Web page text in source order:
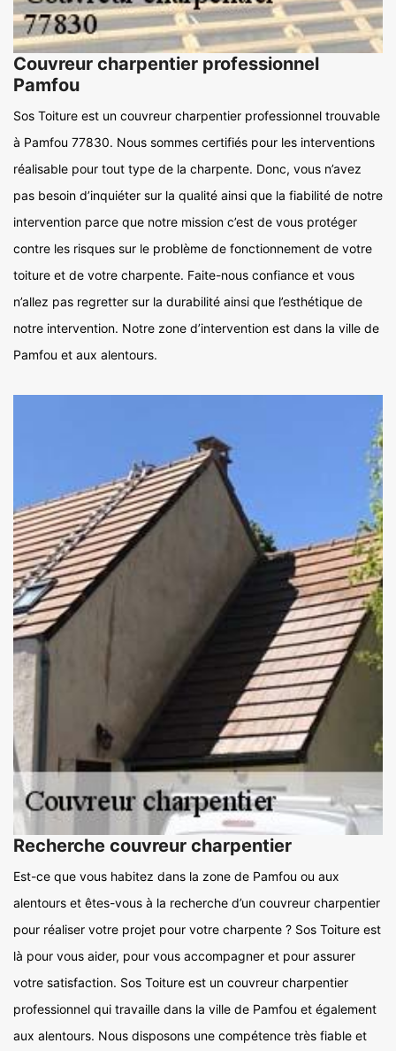
Couvreur charpentier professionnel
Pamfou
Sos Toiture est un couvreur charpentier professionnel trouvable
à Pamfou 77830. Nous sommes certifiés pour les interventions
réalisable pour tout type de la charpente. Donc, vous n’avez
pas besoin d’inquiéter sur la qualité ainsi que la fiabilité de notre
intervention parce que notre mission c’est de vous protéger
contre les risques sur le problème de fonctionnement de votre
toiture et de votre charpente. Faite-nous confiance et vous
n’allez pas regretter sur la durabilité ainsi que l’esthétique de
notre intervention. Notre zone d’intervention est dans la ville de
Pamfou et aux alentours.
Recherche couvreur charpentier
Est-ce que vous habitez dans la zone de Pamfou ou aux
alentours et êtes-vous à la recherche d’un couvreur charpentier
pour réaliser votre projet pour votre charpente ? Sos Toiture est
là pour vous aider, pour vous accompagner et pour assurer
votre satisfaction. Sos Toiture est un couvreur charpentier
professionnel qui travaille dans la ville de Pamfou et également
aux alentours. Nous disposons une compétence très fiable et